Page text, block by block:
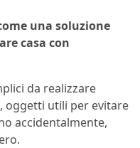
una soluzione
casa con
da realizzare
, oggetti utili per evitare
accidentalmente,